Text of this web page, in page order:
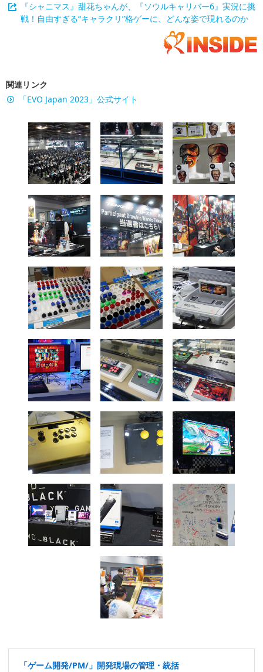
『シャニマス』甜花ちゃんが、『ソウルキャリバー6』実況に挑
戦！自由すぎる“キャラクリ”格ゲーに、どんな姿で現れるのか
関連リンク
「EVO Japan 2023」公式サイト
「ゲーム開発/PM/」開発現場の管理・統括